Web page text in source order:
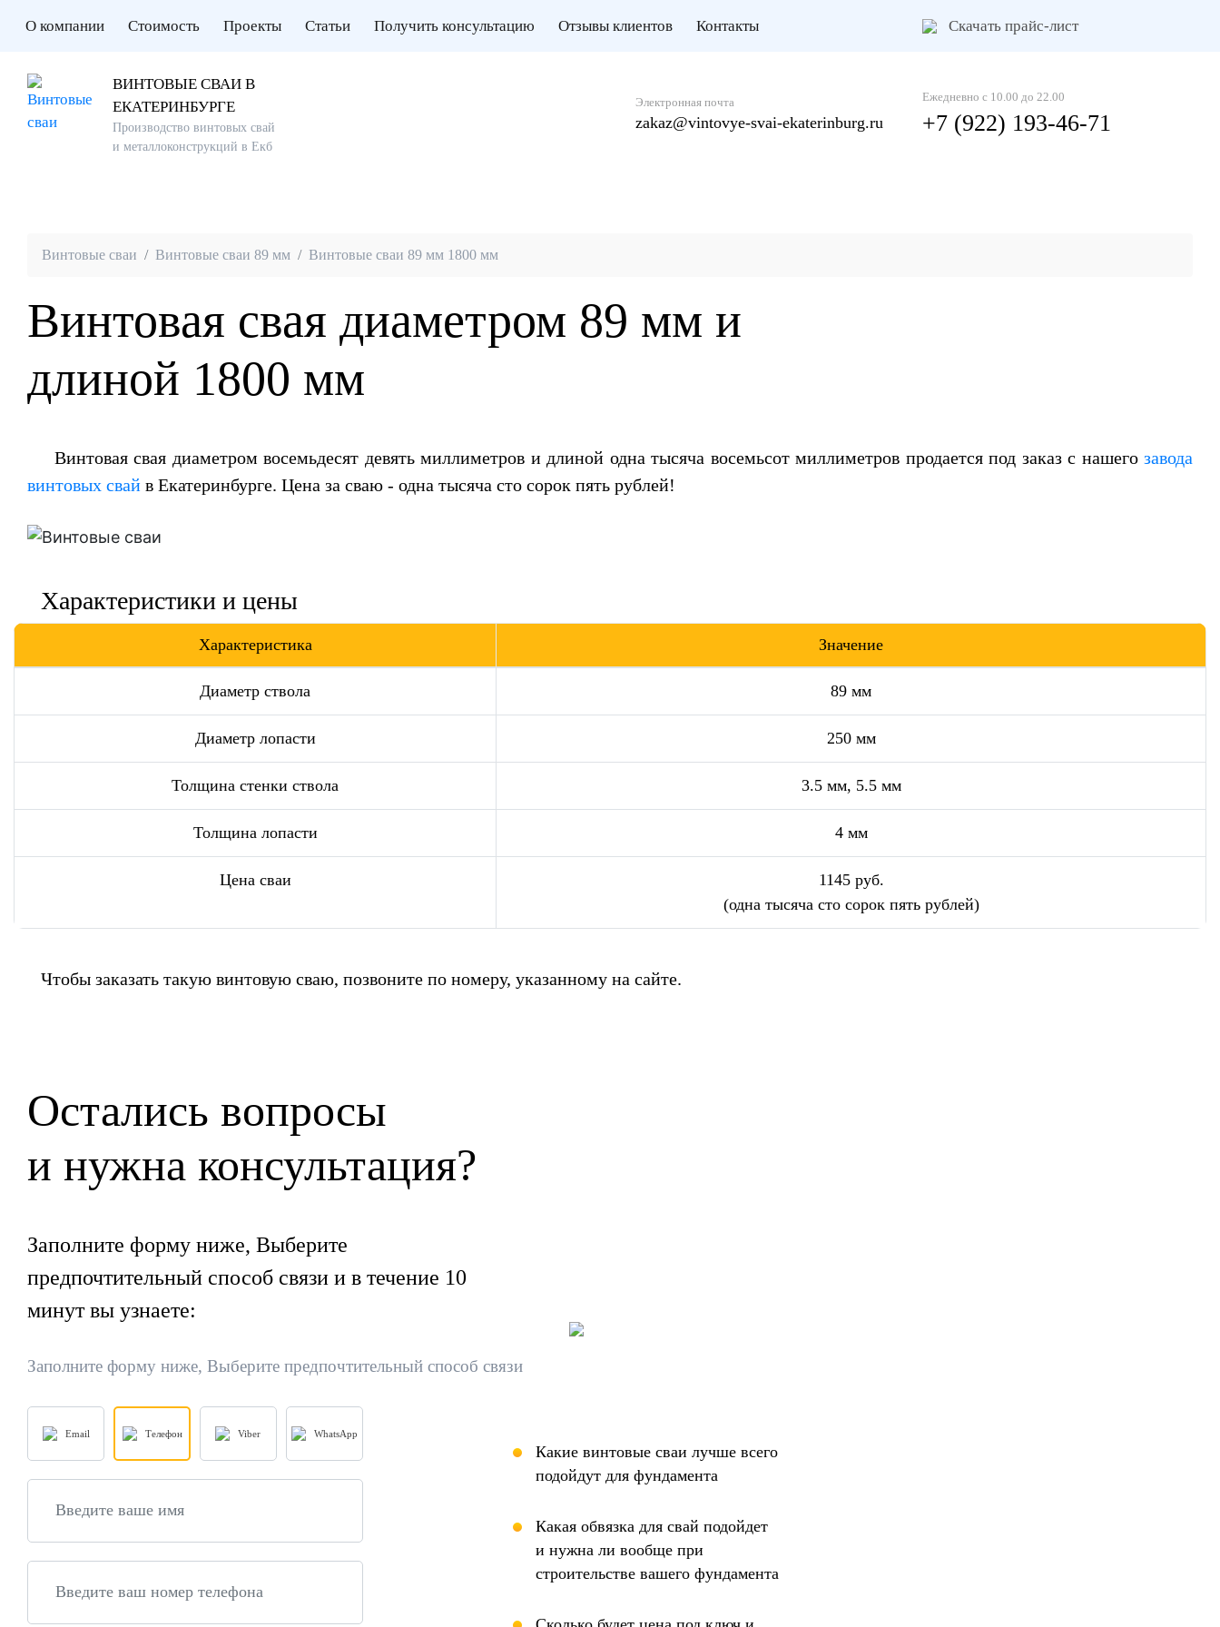
О компании Стоимость Проекты Статьи Получить консультацию Отзывы клиентов Контакты Скачать прайс-лист
ВИНТОВЫЕ СВАИ В
ЕКАТЕРИНБУРГЕ
Производство винтовых свай
и металлоконструкций в Екб
Электронная почта
zakaz@vintovye-svai-ekaterinburg.ru
Ежедневно с 10.00 до 22.00
+7 (922) 193-46-71
Винтовые сваи Винтовые сваи 89 мм Винтовые сваи 89 мм 1800 мм
Винтовая свая диаметром 89 мм и
длиной 1800 мм
Винтовая свая диаметром восемьдесят девять миллиметров и длиной одна тысяча восемьсот миллиметров продается под заказ с нашего завода
винтовых свай в Екатеринбурге. Цена за сваю - одна тысяча сто сорок пять рублей!
Характеристики и цены
Характеристика Значение
Диаметр ствола 89 мм
Диаметр лопасти 250 мм
Толщина стенки ствола 3.5 мм, 5.5 мм
Толщина лопасти 4 мм
Цена сваи
1145 руб.
(одна тысяча сто сорок пять рублей)
Чтобы заказать такую винтовую сваю, позвоните по номеру, указанному на сайте.
Остались вопросы
и нужна консультация?
Заполните форму ниже, Выберите
предпочтительный способ связи и в течение 10
минут вы узнаете:
Заполните форму ниже, Выберите предпочтительный способ связи
Email Телефон Viber WhatsApp
Какие винтовые сваи лучше всего
подойдут для фундамента
Какая обвязка для свай подойдет
и нужна ли вообще при
строительстве вашего фундамента